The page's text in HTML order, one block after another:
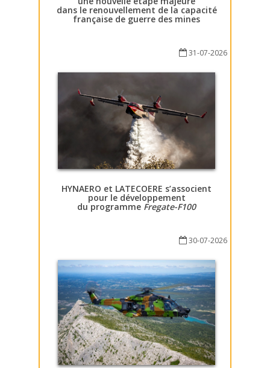
dans le renouvellement de la capacité
française de guerre des mines
31-07-2026
HYNAERO et LATECOERE s’associent
pour le développement
du programme Fregate-F100
30-07-2026